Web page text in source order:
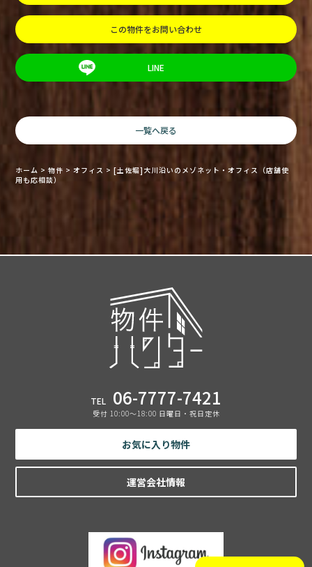
この物件をお問い合わせ
LINE
一覧へ戻る
ホーム >物件 >オフィス >[土佐堀]大川沿いのメゾネット・オフィス（店舗使
用も応相談）
TEL 06-7777-7421
受付 10:00〜18:00 日曜日・祝日定休
お気に入り物件
運営会社情報